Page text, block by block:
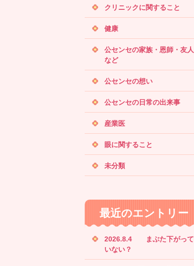
クリニックに関すること
健康
公センセの家族・恩師・友人
など
公センセの想い
公センセの日常の出来事
産業医
眼に関すること
未分類
最近のエントリー
2026.8.4 まぶた下がって
いない？